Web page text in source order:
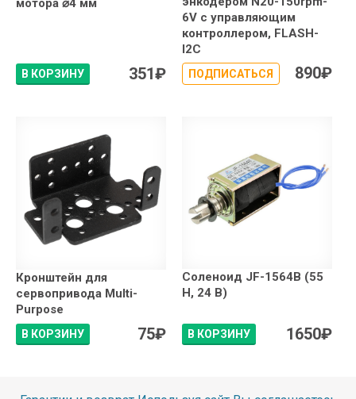
мотора ⌀4 мм
В КОРЗИНУ 351₽
6V с управляющим
контроллером, FLASH-
I2C
ПОДПИСАТЬСЯ 890₽
Кронштейн для
сервопривода Multi-
Purpose
В КОРЗИНУ 75₽
Соленоид JF-1564B (55
Н, 24 В)
В КОРЗИНУ 1650₽